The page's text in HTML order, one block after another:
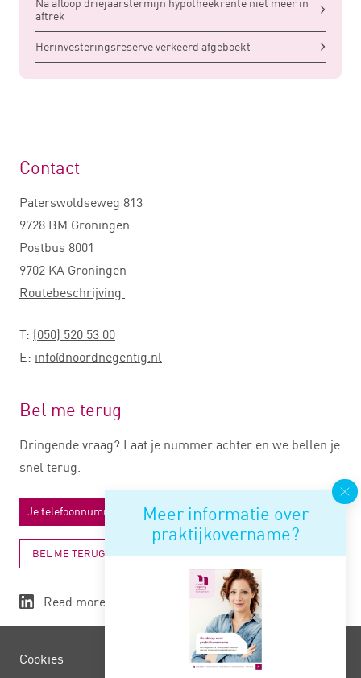
Na afloop driejaarstermijn hypotheekrente niet meer in
aftrek
Herinvesteringsreserve verkeerd afgeboekt
Meer informatie over
praktijkovername?
Contact
Paterswoldseweg 813
9728 BM Groningen
Postbus 8001
9702 KA Groningen
Routebeschrijving
T: (050) 520 53 00
E: info@noordnegentig.nl
Bel me terug
Dringende vraag? Laat je nummer achter en we bellen je
snel terug.
BEL ME TERUG
Read more
Cookies